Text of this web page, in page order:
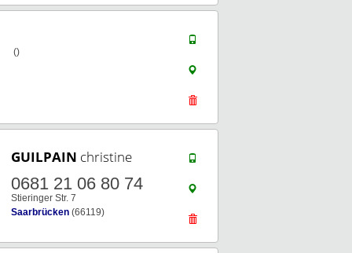
()
GUILPAIN christine
0681 21 06 80 74
Stieringer Str. 7
Saarbrücken (66119)